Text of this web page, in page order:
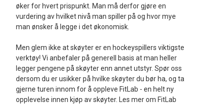
øker for hvert prispunkt. Man må derfor gjøre en
vurdering av hvilket nivå man spiller på og hvor mye
man ønsker å legge i det økonomisk.
Men glem ikke at skøyter er en hockeyspillers viktigste
verktøy! Vi anbefaler på generell basis at man heller
legger pengene på skøyter enn annet utstyr. Spør oss
dersom du er usikker på hvilke skøyter du bør ha, og ta
gjerne turen innom for å oppleve FitLab - en helt ny
opplevelse innen kjøp av skøyter. Les mer om FitLab